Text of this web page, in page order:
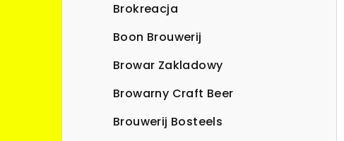
Brokreacja
Boon Brouwerij
Browar Zakladowy
Browarny Craft Beer
Brouwerij Bosteels